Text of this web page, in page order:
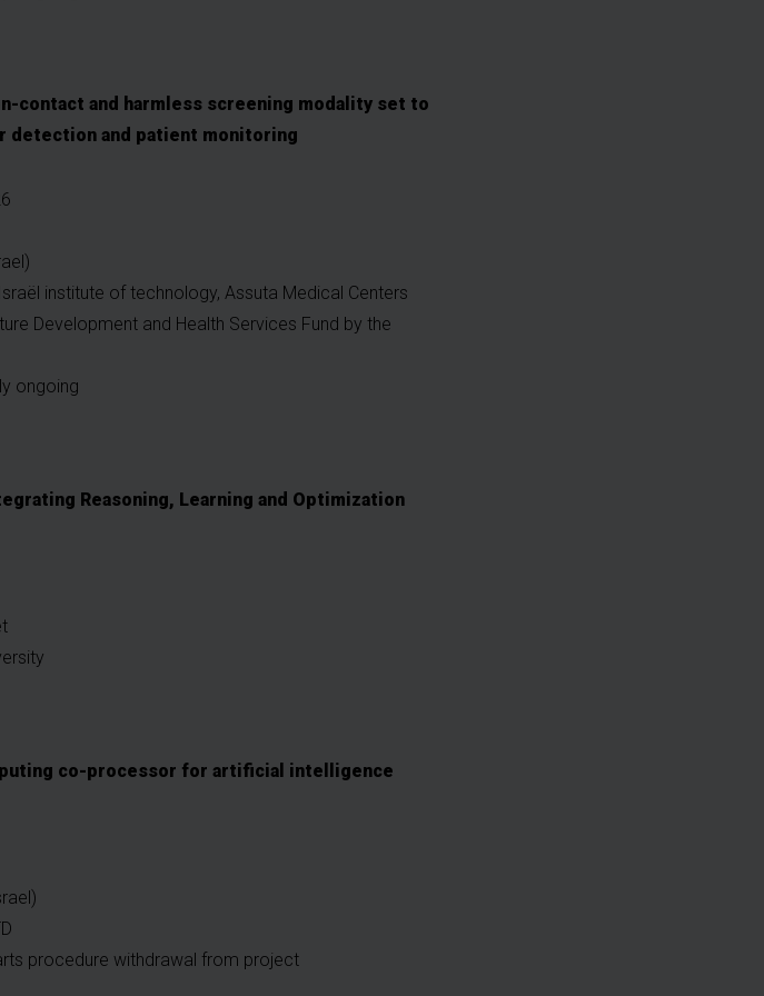
contact and harmless screening modality set to
detection and patient monitoring
institute of technology, Assuta Medical Centers
Development and Health Services Fund by the
ongoing
Reasoning, Learning and Optimization
co-processor for artificial intelligence
procedure withdrawal from project